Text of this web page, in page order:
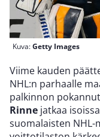
Kuva:Getty Images
Viime kauden
NHL:n parhaalle
palkinnon
Rinne jatkaa
suomalaisten NHL-